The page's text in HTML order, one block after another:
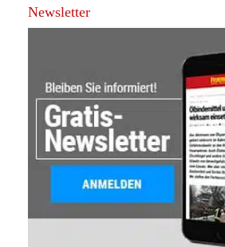
Newsletter